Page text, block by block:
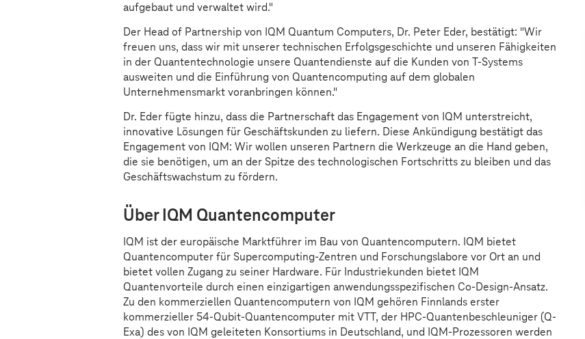
aufgebaut und verwaltet wird."
Der Head of Partnership von IQM Quantum Computers, Dr. Peter Eder, bestätigt: "Wir
freuen uns, dass wir mit unserer technischen Erfolgsgeschichte und unseren Fähigkeiten
in der Quantentechnologie unsere Quantendienste auf die Kunden von T-Systems
ausweiten und die Einführung von Quantencomputing auf dem globalen
Unternehmensmarkt voranbringen können."
Dr. Eder fügte hinzu, dass die Partnerschaft das Engagement von IQM unterstreicht,
innovative Lösungen für Geschäftskunden zu liefern. Diese Ankündigung bestätigt das
Engagement von IQM: Wir wollen unseren Partnern die Werkzeuge an die Hand geben,
die sie benötigen, um an der Spitze des technologischen Fortschritts zu bleiben und das
Geschäftswachstum zu fördern.
Über IQM Quantencomputer
IQM ist der europäische Marktführer im Bau von Quantencomputern. IQM bietet
Quantencomputer für Supercomputing-Zentren und Forschungslabore vor Ort an und
bietet vollen Zugang zu seiner Hardware. Für Industriekunden bietet IQM
Quantenvorteile durch einen einzigartigen anwendungsspezifischen Co-Design-Ansatz.
Zu den kommerziellen Quantencomputern von IQM gehören Finnlands erster
kommerzieller 54-Qubit-Quantencomputer mit VTT, der HPC-Quantenbeschleuniger (Q-
Exa) des von IQM geleiteten Konsortiums in Deutschland, und IQM-Prozessoren werden